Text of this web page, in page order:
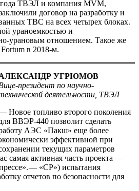
года ТВЭЛ и компания MVM,
договор на разработку и
ТВС на всех четырех блоках.
ураноемкостью и
урановым отношением. Такое же
в 2018-м.
УГРЮМОВ
президент по научно-
деятельности, ТВЭЛ
Новое топливо второго поколения
ВВЭР-440 позволит сделать
АЭС «Пакш» еще более
эффективной при
текущих параметров
самая активная часть проекта —
— «СР») испытания
отчетов по безопасности для